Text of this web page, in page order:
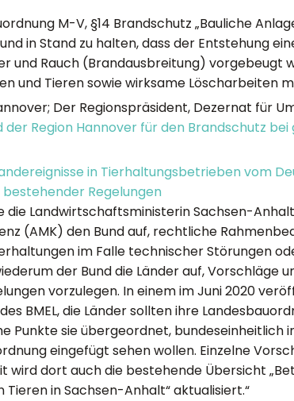
M-V, §14 Brandschutz „Bauliche
in Stand zu halten, dass der Entstehung
und Rauch (Brandausbreitung) vorgebeugt
und Tieren sowie wirksame Löscharbeiten
Der Regionspräsident, Dezernat für
der Region Hannover für den Brandschutz
in Tierhaltungsbetrieben vom
Regelungen
die Landwirtschaftsministerin Sachsen-
(AMK) den Bund auf, rechtliche
im Falle technischer Störungen
der Bund die Länder auf, Vorschläge
vorzulegen. In einem im Juni 2020
BMEL, die Länder sollten ihre
Punkte sie übergeordnet, bundeseinheitlich
eingefügt sehen wollen. Einzelne
wird dort auch die bestehende Übersicht
in Sachsen-Anhalt“ aktualisiert.“